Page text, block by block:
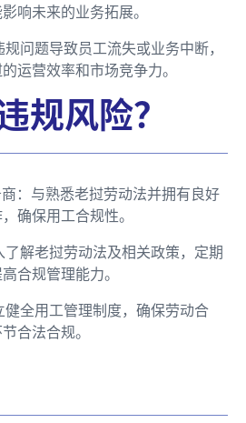
响未来的业务拓展。
问题导致员工流失或业务中断，
运营效率和市场竞争力。
规风险？
：与熟悉老挝劳动法并拥有良好
确保用工合规性。
解老挝劳动法及相关政策，定期
合规管理能力。
全用工管理制度，确保劳动合
合法合规。